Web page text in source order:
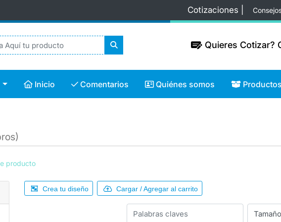
Cotizaciones |
Quieres Cotizar?
Quieres Cotizar?
Inicio
Inicio Comentarios
Comentarios Quiénes somos
Quiénes somos Productos
Productos
producto
Crea tu diseño Cargar / Agregar al carrito